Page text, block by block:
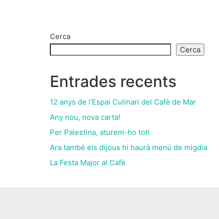
Cerca
Cerca
Entrades recents
12 anys de l’Espai Culinari del Cafè de Mar
Any nou, nova carta!
Per Palestina, aturem-ho tot!
Ara també els dijous hi haurà menú de migdia
La Festa Major al Cafè